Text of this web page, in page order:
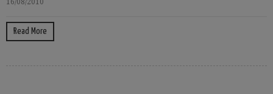
16/08/2010
Read More